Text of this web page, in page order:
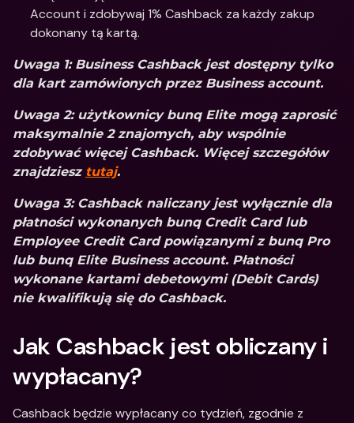
Account i zdobywaj 1% Cashback za każdy zakup
dokonany tą kartą.
Uwaga 1: Business Cashback jest dostępny tylko
dla kart zamówionych przez Business account.
Uwaga 2: użytkownicy bunq Elite mogą zaprosić
maksymalnie 2 znajomych, aby wspólnie
zdobywać więcej Cashback. Więcej szczegółów
znajdziesz tutaj.
Uwaga 3: Cashback naliczany jest wyłącznie dla
płatności wykonanych bunq Credit Card lub
Employee Credit Card powiązanymi z bunq Pro
lub bunq Elite Business account. Płatności
wykonane kartami debetowymi (Debit Cards)
nie kwalifikują się do Cashback.
Jak Cashback jest obliczany i
wypłacany?
Cashback będzie wypłacany co tydzień, zgodnie z